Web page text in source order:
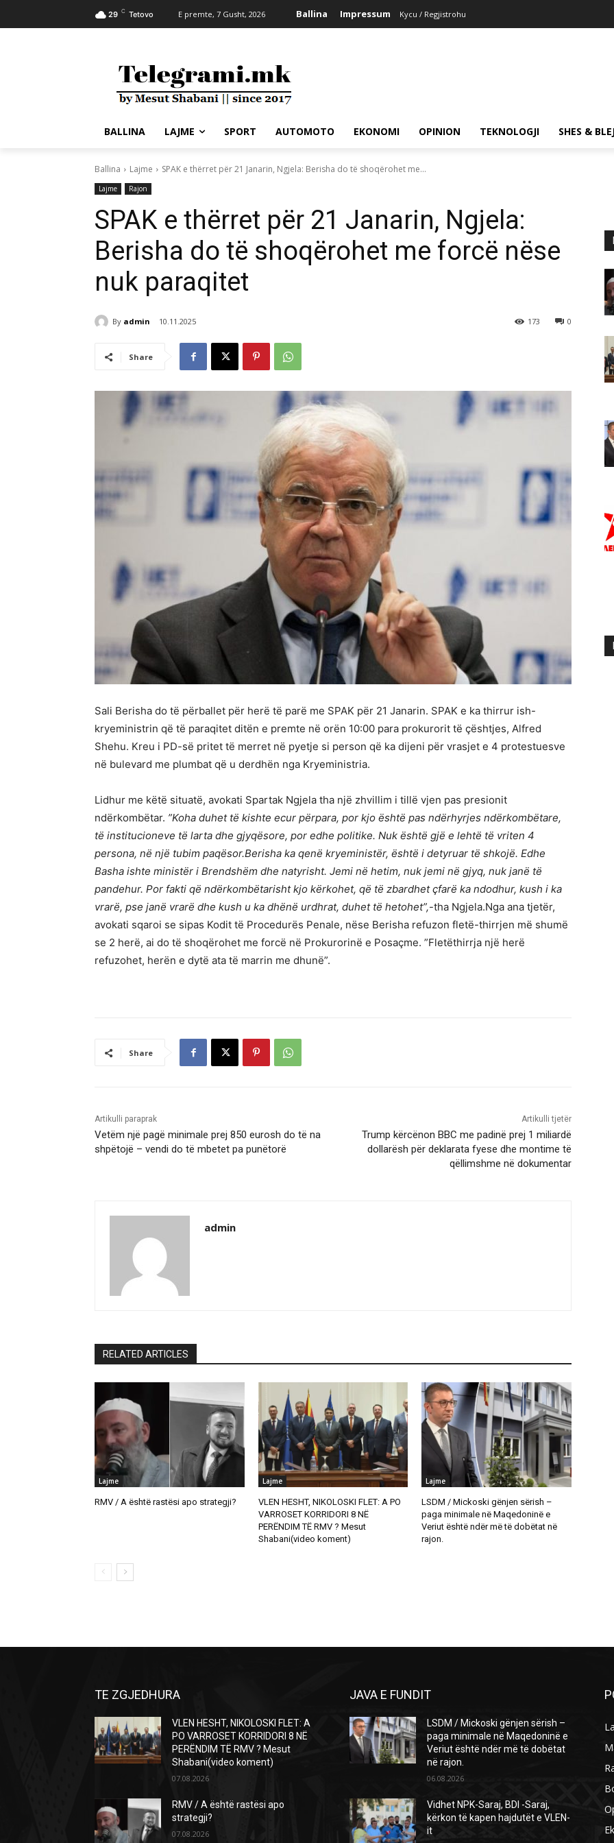
29 C Tetovo E premte, 7 Gusht, 2026 Ballina Impressum Kycu / Regjistrohu
BALLINA LAJME SPORT AUTOMOTO EKONOMI OPINION TEKNOLOGJI SHES &
Ballina Lajme SPAK e thërret për 21 Janarin, Ngjela: Berisha do të shoqërohet me...
Lajme Rajon
SPAK e thërret për 21 Janarin, Ngjela:
Berisha do të shoqërohet me forcë nëse
nuk paraqitet
By admin 10.11.2025 0
173
Share
Sali Berisha do të përballet për herë të parë me SPAK për 21 Janarin. SPAK e ka thirrur ish-
kryeministrin që të paraqitet ditën e premte në orën 10:00 para prokurorit të çështjes, Alfred
Shehu. Kreu i PD-së pritet të merret në pyetje si person që ka dijeni për vrasjet e 4 protestuesve
në bulevard me plumbat që u derdhën nga Kryeministria.
Lidhur me këtë situatë, avokati Spartak Ngjela tha një zhvillim i tillë vjen pas presionit
ndërkombëtar. ”Koha duhet të kishte ecur përpara, por kjo është pas ndërhyrjes ndërkombëtare,
të institucioneve të larta dhe gjyqësore, por edhe politike. Nuk është gjë e lehtë të vriten 4
persona, në një tubim paqësor.Berisha ka qenë kryeministër, është i detyruar të shkojë. Edhe
Basha ishte ministër i Brendshëm dhe natyrisht. Jemi në hetim, nuk jemi në gjyq, nuk janë të
pandehur. Por fakti që ndërkombëtarisht kjo kërkohet, që të zbardhet çfarë ka ndodhur, kush i ka
vrarë, pse janë vrarë dhe kush u ka dhënë urdhrat, duhet të hetohet”,-tha Ngjela.Nga ana tjetër,
avokati sqaroi se sipas Kodit të Procedurës Penale, nëse Berisha refuzon fletë-thirrjen më shumë
se 2 herë, ai do të shoqërohet me forcë në Prokurorinë e Posaçme. ”Fletëthirrja një herë
refuzohet, herën e dytë ata të marrin me dhunë”.
Share
Artikulli paraprak
Vetëm një pagë minimale prej 850 eurosh do të na
shpëtojë – vendi do të mbetet pa punëtorë
Artikulli tjetër
Trump kërcënon BBC me padinë prej 1 miliardë
dollarësh për deklarata fyese dhe montime të
qëllimshme në dokumentar
admin
RELATED ARTICLES
Lajme
RMV / A është rastësi apo strategji?
Lajme
VLEN HESHT, NIKOLOSKI FLET: A PO
VARROSET KORRIDORI 8 NË
PERËNDIM TË RMV ? Mesut
Shabani(video koment)
Lajme
LSDM / Mickoski gënjen sërish –
paga minimale në Maqedoninë e
Veriut është ndër më të dobëtat në
rajon.
TE ZGJEDHURA
VLEN HESHT, NIKOLOSKI FLET: A
PO VARROSET KORRIDORI 8 NË
PERËNDIM TË RMV ? Mesut
Shabani(video koment)
07.08.2026
RMV / A është rastësi apo
strategji?
07.08.2026
JAVA E FUNDIT
LSDM / Mickoski gënjen sërish –
paga minimale në Maqedoninë e
Veriut është ndër më të dobëtat
në rajon.
06.08.2026
Vidhet NPK-Saraj, BDI -Saraj,
kërkon të kapen hajdutët e VLEN-
it